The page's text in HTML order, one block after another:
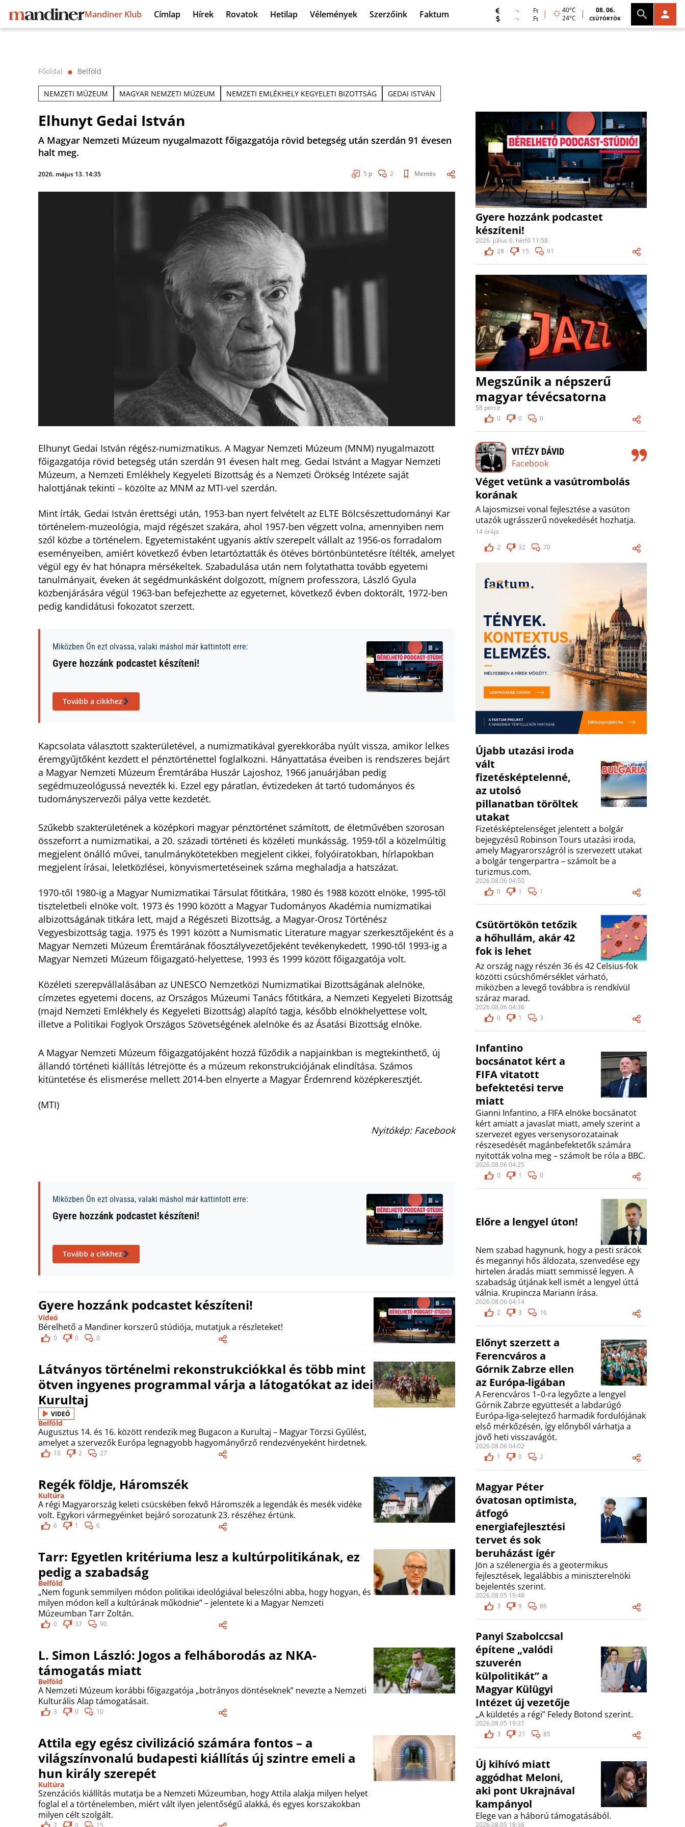
Mandiner Klub Címlap Hírek Rovatok Hetilap Vélemények Szerzőink Faktum
Ft
Ft
40°C
24°C
08. 06.
CSÜTÖRTÖK
Főoldal ⬤ Belföld
NEMZETI MÚZEUM MAGYAR NEMZETI MÚZEUM NEMZETI EMLÉKHELY KEGYELETI BIZOTTSÁG GEDAI ISTVÁN
Elhunyt Gedai István
A Magyar Nemzeti Múzeum nyugalmazott főigazgatója rövid betegség után szerdán 91 évesen
halt meg.
2026. május 13. 14:35 5 p 2 Mentés
Elhunyt Gedai István régész-numizmatikus. A Magyar Nemzeti Múzeum (MNM) nyugalmazott
főigazgatója rövid betegség után szerdán 91 évesen halt meg. Gedai Istvánt a Magyar Nemzeti
Múzeum, a Nemzeti Emlékhely Kegyeleti Bizottság és a Nemzeti Örökség Intézete saját
halottjának tekinti – közölte az MNM az MTI-vel szerdán.
Mint írták, Gedai István érettségi után, 1953-ban nyert felvételt az ELTE Bölcsészettudományi Kar
történelem-muzeológia, majd régészet szakára, ahol 1957-ben végzett volna, amennyiben nem
szól közbe a történelem. Egyetemistaként ugyanis aktív szerepelt vállalt az 1956-os forradalom
eseményeiben, amiért következő évben letartóztatták és ötéves börtönbüntetésre ítélték, amelyet
végül egy év hat hónapra mérsékeltek. Szabadulása után nem folytathatta tovább egyetemi
tanulmányait, éveken át segédmunkásként dolgozott, mígnem professzora, László Gyula
közbenjárására végül 1963-ban befejezhette az egyetemet, következő évben doktorált, 1972-ben
pedig kandidátusi fokozatot szerzett.
Miközben Ön ezt olvassa, valaki máshol már kattintott erre:
Gyere hozzánk podcastet készíteni!
Tovább a cikkhez
Kapcsolata választott szakterületével, a numizmatikával gyerekkorába nyúlt vissza, amikor lelkes
éremgyűjtőként kezdett el pénztörténettel foglalkozni. Hányattatása éveiben is rendszeres bejárt
a Magyar Nemzeti Múzeum Éremtárába Huszár Lajoshoz, 1966 januárjában pedig
segédmuzeológussá nevezték ki. Ezzel egy páratlan, évtizedeken át tartó tudományos és
tudományszervezői pálya vette kezdetét.
Szűkebb szakterületének a középkori magyar pénztörténet számított, de életművében szorosan
összeforrt a numizmatikai, a 20. századi történeti és közéleti munkásság. 1959-től a közelmúltig
megjelent önálló művei, tanulmánykötetekben megjelent cikkei, folyóiratokban, hírlapokban
megjelent írásai, leletközlései, könyvismertetéseinek száma meghaladja a hatszázat.
1970-től 1980-ig a Magyar Numizmatikai Társulat főtitkára, 1980 és 1988 között elnöke, 1995-től
tiszteletbeli elnöke volt. 1973 és 1990 között a Magyar Tudományos Akadémia numizmatikai
albizottságának titkára lett, majd a Régészeti Bizottság, a Magyar-Orosz Történész
Vegyesbizottság tagja. 1975 és 1991 között a Numismatic Literature magyar szerkesztőjeként és a
Magyar Nemzeti Múzeum Éremtárának főosztályvezetőjeként tevékenykedett, 1990-től 1993-ig a
Magyar Nemzeti Múzeum főigazgató-helyettese, 1993 és 1999 között főigazgatója volt.
Közéleti szerepvállalásában az UNESCO Nemzetközi Numizmatikai Bizottságának alelnöke,
címzetes egyetemi docens, az Országos Múzeumi Tanács főtitkára, a Nemzeti Kegyeleti Bizottság
(majd Nemzeti Emlékhely és Kegyeleti Bizottság) alapító tagja, később elnökhelyettese volt,
illetve a Politikai Foglyok Országos Szövetségének alelnöke és az Ásatási Bizottság elnöke.
A Magyar Nemzeti Múzeum főigazgatójaként hozzá fűződik a napjainkban is megtekinthető, új
állandó történeti kiállítás létrejötte és a múzeum rekonstrukciójának elindítása. Számos
kitüntetése és elismerése mellett 2014-ben elnyerte a Magyar Érdemrend középkeresztjét.
(MTI)
Nyitókép: Facebook
Miközben Ön ezt olvassa, valaki máshol már kattintott erre:
Gyere hozzánk podcastet készíteni!
Tovább a cikkhez
Gyere hozzánk podcastet készíteni!
Videó
Bérelhető a Mandiner korszerű stúdiója, mutatjuk a részleteket!
0 0 0
Látványos történelmi rekonstrukciókkal és több mint
ötven ingyenes programmal várja a látogatókat az idei
Kurultaj
VIDEÓ
Belföld
Augusztus 14. és 16. között rendezik meg Bugacon a Kurultaj – Magyar Törzsi Gyűlést,
amelyet a szervezők Európa legnagyobb hagyományőrző rendezvényeként hirdetnek.
10 2 27
Regék földje, Háromszék
Kultúra
A régi Magyarország keleti csücskében fekvő Háromszék a legendák és mesék vidéke
volt. Egykori vármegyéinket bejáró sorozatunk 23. részéhez értünk.
6 1 6
Tarr: Egyetlen kritériuma lesz a kultúrpolitikának, ez
pedig a szabadság
Belföld
„Nem fogunk semmilyen módon politikai ideológiával beleszólni abba, hogy hogyan, és
milyen módon kell a kultúrának működnie” – jelentete ki a Magyar Nemzeti
Múzeumban Tarr Zoltán.
0 37 90
L. Simon László: Jogos a felháborodás az NKA-
támogatás miatt
Belföld
A Nemzeti Múzeum korábbi főigazgatója „botrányos döntéseknek” nevezte a Nemzeti
Kulturális Alap támogatásait.
3 0 10
Attila egy egész civilizáció számára fontos – a
világszínvonalú budapesti kiállítás új szintre emeli a
hun király szerepét
Kultúra
Szenzációs kiállítás mutatja be a Nemzeti Múzeumban, hogy Attila alakja milyen helyet
foglal el a történelemben, miért vált ilyen jelentőségű alakká, és egyes korszakokban
milyen célt szolgált.
Gyere hozzánk podcastet
készíteni!
2026. július 6. hétfő 11:58
28
15 91
Megszűnik a népszerű
magyar tévécsatorna
58 perce
0
0 0
VITÉZY DÁVID
Facebook
Véget vetünk a vasútrombolás
korának
A lajosmizsei vonal fejlesztése a vasúton
utazók ugrásszerű növekedését hozhatja.
14 órája
2
32 70
Újabb utazási iroda
vált
fizetésképtelenné,
az utolsó
pillanatban töröltek
utakat
Fizetésképtelenséget jelentett a bolgár
bejegyzésű Robinson Tours utazási iroda,
amely Magyarországról is szervezett utakat
a bolgár tengerpartra – számolt be a
turizmus.com.
2026.08.06 04:50
0
1 1
Csütörtökön tetőzik
a hőhullám, akár 42
fok is lehet
Az ország nagy részén 36 és 42 Celsius-fok
közötti csúcshőmérséklet várható,
miközben a levegő továbbra is rendkívül
száraz marad.
2026.08.06 04:36
0
1 3
Infantino
bocsánatot kért a
FIFA vitatott
befektetési terve
miatt
Gianni Infantino, a FIFA elnöke bocsánatot
kért amiatt a javaslat miatt, amely szerint a
szervezet egyes versenysorozatainak
részesedését magánbefektetők számára
nyitották volna meg – számolt be róla a BBC.
2026.08.06 04:25
0
1 0
Előre a lengyel úton!
Nem szabad hagynunk, hogy a pesti srácok
és megannyi hős áldozata, szenvedése egy
hirtelen áradás miatt semmissé legyen. A
szabadság útjának kell ismét a lengyel úttá
válnia. Krupincza Mariann írása.
2026.08.06 04:14
2
3 16
Előnyt szerzett a
Ferencváros a
Górnik Zabrze ellen
az Európa-ligában
A Ferencváros 1–0-ra legyőzte a lengyel
Górnik Zabrze együttesét a labdarúgó
Európa-liga-selejtező harmadik fordulójának
első mérkőzésén, így előnyből várhatja a
jövő heti visszavágót.
2026.08.06 04:02
1
0 2
Magyar Péter
óvatosan optimista,
átfogó
energiafejlesztési
tervet és sok
beruházást ígér
Jön a szélenergia és a geotermikus
fejlesztések, legalábbis a miniszterelnöki
bejelentés szerint.
2026.08.05 19:48
3
9 86
Panyi Szabolccsal
építene „valódi
szuverén
külpolitikát” a
Magyar Külügyi
Intézet új vezetője
„A küldetés a régi” Feledy Botond szerint.
2026.08.05 19:37
3
21 85
Új kihívó miatt
aggódhat Meloni,
aki pont Ukrajnával
kampányol
Elege van a háború támogatásából.
2026.08.05 18:36